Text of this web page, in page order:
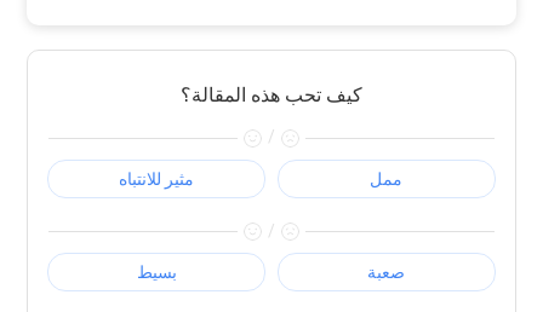
كيف تحب هذه المقالة؟
/
مثير للانتباه ممل
/
بسيط صعبة